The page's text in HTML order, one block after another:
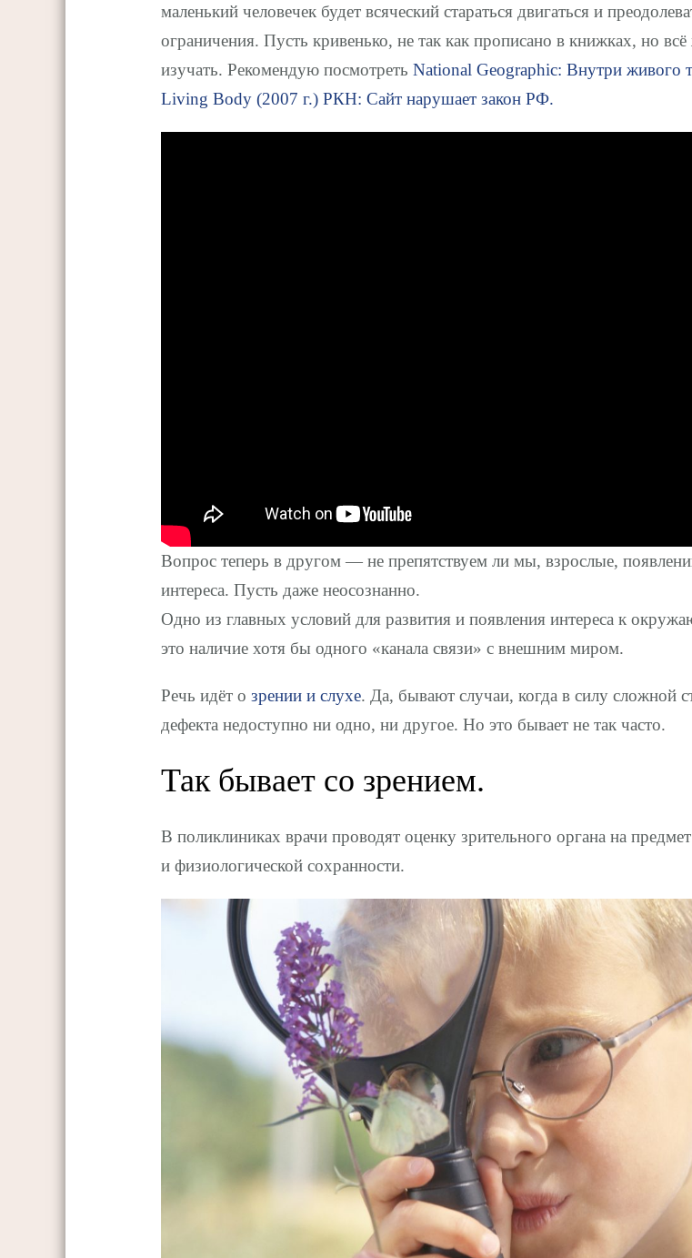
маленький человечек будет всяческий стараться двигаться и
ограничения. Пусть кривенько, не так как прописано в книжках, но всё
изучать. Рекомендую посмотреть National Geographic: Внутри живого
Living Body (2007 г.) РКН: Сайт нарушает закон РФ.
Вопрос теперь в другом — не препятствуем ли мы, взрослые,
интереса. Пусть даже неосознанно.
Одно из главных условий для развития и появления интереса к
это наличие хотя бы одного «канала связи» с внешним миром.
Речь идёт о зрении и слухе. Да, бывают случаи, когда в силу сложной
дефекта недоступно ни одно, ни другое. Но это бывает не так часто.
Так бывает со зрением.
В поликлиниках врачи проводят оценку зрительного органа на
и физиологической сохранности.